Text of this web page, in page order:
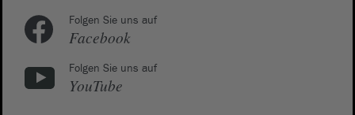
Folgen Sie uns auf
Facebook
Folgen Sie uns auf
YouTube